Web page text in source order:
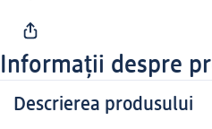
Informații despre
Descrierea produsului